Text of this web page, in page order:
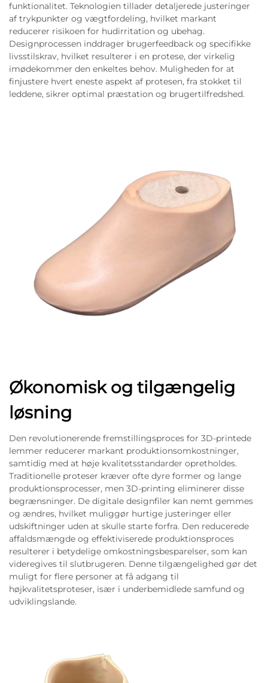
funktionalitet. Teknologien tillader detaljerede justeringer
af trykpunkter og vægtfordeling, hvilket markant
reducerer risikoen for hudirritation og ubehag.
Designprocessen inddrager brugerfeedback og specifikke
livsstilskrav, hvilket resulterer i en protese, der virkelig
imødekommer den enkeltes behov. Muligheden for at
finjustere hvert eneste aspekt af protesen, fra stokket til
leddene, sikrer optimal præstation og brugertilfredshed.
Økonomisk og tilgængelig
løsning
Den revolutionerende fremstillingsproces for 3D-printede
lemmer reducerer markant produktionsomkostninger,
samtidig med at høje kvalitetsstandarder opretholdes.
Traditionelle proteser kræver ofte dyre former og lange
produktionsprocesser, men 3D-printing eliminerer disse
begrænsninger. De digitale designfiler kan nemt gemmes
og ændres, hvilket muliggør hurtige justeringer eller
udskiftninger uden at skulle starte forfra. Den reducerede
affaldsmængde og effektiviserede produktionsproces
resulterer i betydelige omkostningsbesparelser, som kan
videregives til slutbrugeren. Denne tilgængelighed gør det
muligt for flere personer at få adgang til
højkvalitetsproteser, især i underbemidlede samfund og
udviklingslande.